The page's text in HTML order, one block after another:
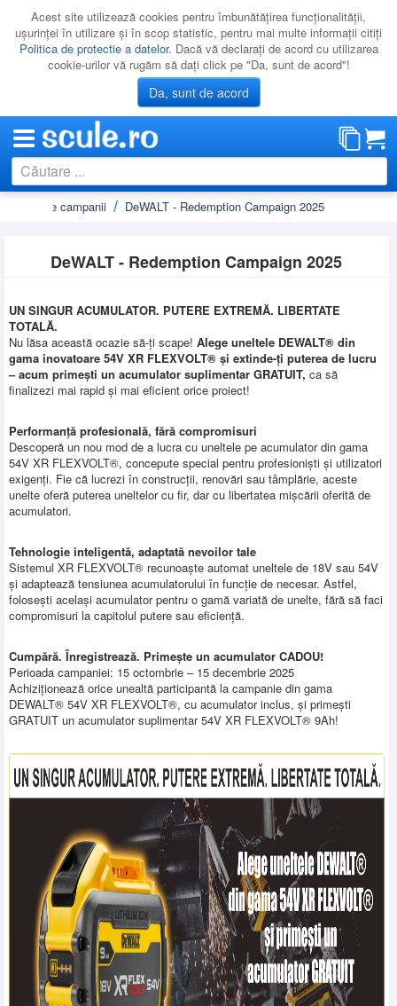
Acest site utilizează cookies pentru îmbunătăţirea funcţionalităţii,
uşurinţei în utilizare şi în scop statistic, pentru mai multe informaţii citiţi
Politica de protectie a datelor. Dacă vă declaraţi de acord cu utilizarea
cookie-urilor vă rugăm să daţi click pe "Da, sunt de acord"!
Da, sunt de acord
CATEGORII
NOUTATI
LICHIDARE
CATALOAGE
PRODUCATORI
INCHIRIERI
BLOG
CONTACT
campanii DeWALT - Redemption Campaign 2025
DeWALT - Redemption Campaign 2025
UN SINGUR ACUMULATOR. PUTERE EXTREMĂ. LIBERTATE
TOTALĂ.
Nu lăsa această ocazie să-ți scape! Alege uneltele DEWALT® din
gama inovatoare 54V XR FLEXVOLT® și extinde-ți puterea de lucru
– acum primești un acumulator suplimentar GRATUIT, ca să
finalizezi mai rapid și mai eficient orice proiect!
Performanță profesională, fără compromisuri
Descoperă un nou mod de a lucra cu uneltele pe acumulator din gama
54V XR FLEXVOLT®, concepute special pentru profesioniști și utilizatori
exigenți. Fie că lucrezi în construcții, renovări sau tâmplărie, aceste
unelte oferă puterea uneltelor cu fir, dar cu libertatea mișcării oferită de
acumulatori.
Tehnologie inteligentă, adaptată nevoilor tale
Sistemul XR FLEXVOLT® recunoaște automat uneltele de 18V sau 54V
și adaptează tensiunea acumulatorului în funcție de necesar. Astfel,
folosești același acumulator pentru o gamă variată de unelte, fără să faci
compromisuri la capitolul putere sau eficiență.
Cumpără. Înregistrează. Primește un acumulator CADOU!
Perioada campaniei: 15 octombrie – 15 decembrie 2025
Achiziționează orice unealtă participantă la campanie din gama
DEWALT® 54V XR FLEXVOLT®, cu acumulator inclus, și primești
GRATUIT un acumulator suplimentar 54V XR FLEXVOLT® 9Ah!